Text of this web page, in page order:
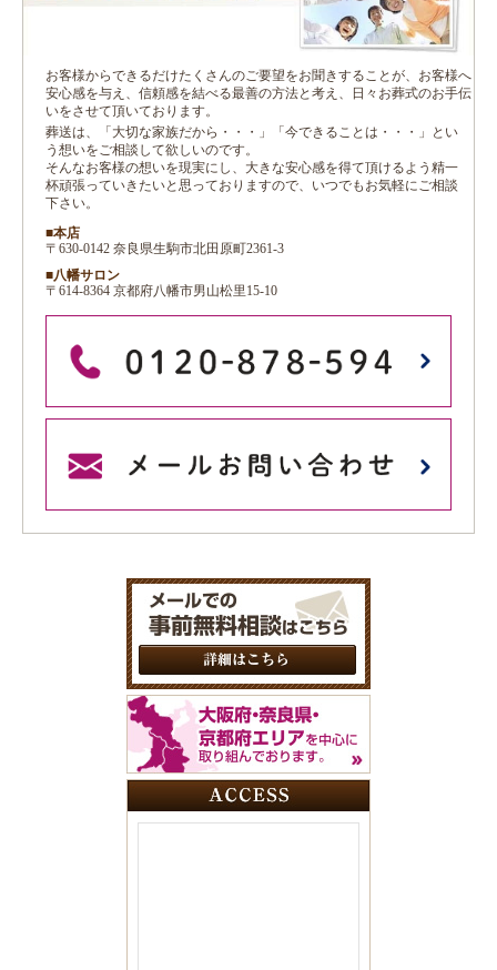
お客様からできるだけたくさんのご要望をお聞きすることが、お客様へ
安心感を与え、信頼感を結べる最善の方法と考え、日々お葬式のお手伝
いをさせて頂いております。
葬送は、「大切な家族だから・・・」「今できることは・・・」とい
う想いをご相談して欲しいのです。
そんなお客様の想いを現実にし、大きな安心感を得て頂けるよう精一
杯頑張っていきたいと思っておりますので、いつでもお気軽にご相談
下さい。
■本店
〒630-0142 奈良県生駒市北田原町2361-3
■八幡サロン
〒614-8364 京都府八幡市男山松里15-10